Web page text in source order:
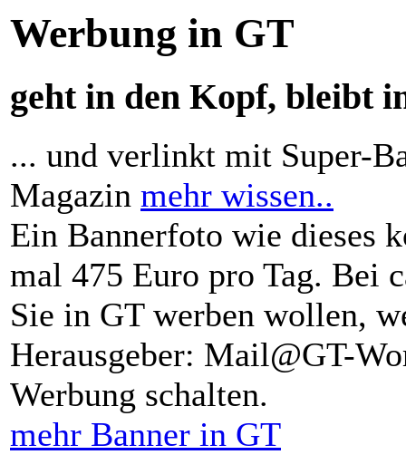
Werbung in GT
geht in den Kopf, bleibt
... und verlinkt mit Super-
Magazin mehr wissen..
Ein Bannerfoto wie dieses
mal 475 Euro pro Tag. Bei
Sie in GT werben wollen,
Herausgeber: Mail@GT-
Werbung schalten.
mehr Banner in GT